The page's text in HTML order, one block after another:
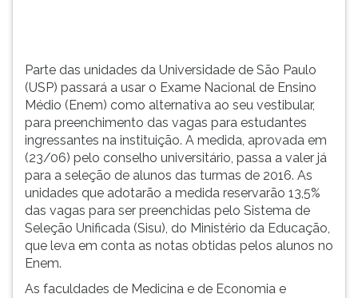
leitura
pressione
(primeira
tecla
esquerda
continuar
Parte das unidades da Universidade de São Paulo
(USP) passará a usar o Exame Nacional de Ensino
Médio (Enem) como alternativa ao seu vestibular,
para preenchimento das vagas para estudantes
ingressantes na instituição. A medida, aprovada em
(23/06) pelo conselho universitário, passa a valer já
para a seleção de alunos das turmas de 2016. As
unidades que adotarão a medida reservarão 13,5%
das vagas para ser preenchidas pelo Sistema de
Seleção Unificada (Sisu), do Ministério da Educação,
que leva em conta as notas obtidas pelos alunos no
Enem.
As faculdades de Medicina e de Economia e